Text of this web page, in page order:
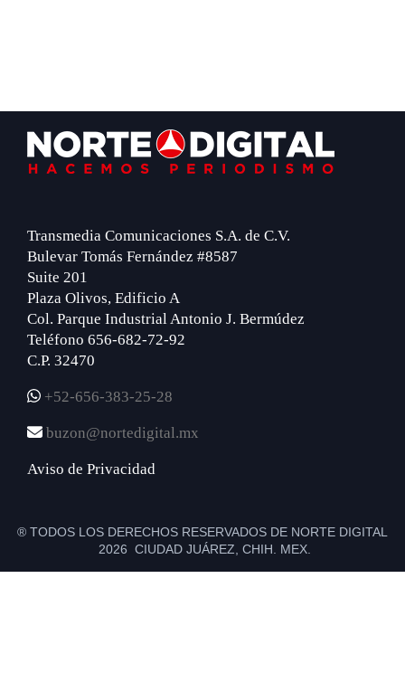
Footer
Transmedia Comunicaciones S.A. de C.V.
Bulevar Tomás Fernández #8587
Suite 201
Plaza Olivos, Edificio A
Col. Parque Industrial Antonio J. Bermúdez
Teléfono 656-682-72-92
C.P. 32470
+52-656-383-25-28
buzon@nortedigital.mx
Aviso de Privacidad
® TODOS LOS DERECHOS RESERVADOS DE NORTE DIGITAL
2026 CIUDAD JUÁREZ, CHIH. MEX.